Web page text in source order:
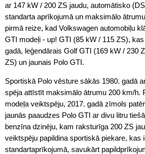
ar 147 kW / 200 ZS jaudu, automātisko
standarta aprīkojumā un maksimālo
pirmā reize, kad Volkswagen automobiļu
GTI modeļi - up! GTI (85 kW / 115 ZS), kas tirgū parādīsies 2018.
gadā, leģendārais Golf GTI (169 kW / 230
ZS) un jaunais Polo GTI.
Sportiskā Polo vēsture sākās 1980. gadā
spēja attīstīt maksimālo ātrumu 200 km/h.
modeļa veiktspēju, 2017. gadā zīmols
jaunās paaudzes Polo GTI ar divu litru
benzīna dzinēju, kam raksturīga 200 ZS
veiktspēju papildina sportiskā piekare, kas
standartaprīkojumā, savukārt